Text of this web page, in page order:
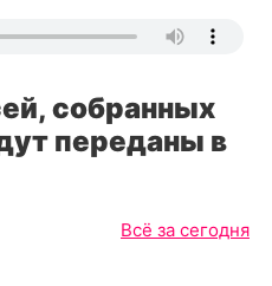
собранных
переданы в
Всё за сегодня